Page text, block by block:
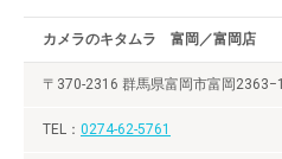
カメラのキタムラ 富岡／富岡店
〒370-2316 群馬県富岡市富岡2363−1
0274-62-5761